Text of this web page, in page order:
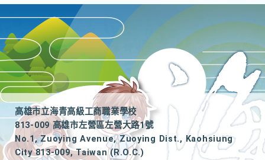
高雄市立海青高級工商職業學校
813-009 高雄市左營區左營大路1號
No.1, Zuoying Avenue, Zuoying Dist., Kaohsiung
City 813-009, Taiwan (R.O.C.)